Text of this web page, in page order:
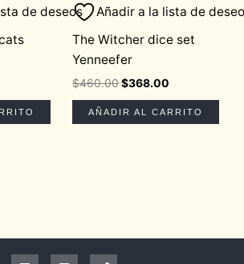
de deseos
Añadir a la lista de
The Witcher dice set
Yenneefer
$460.00$368.00
AÑADIR AL CARRITO